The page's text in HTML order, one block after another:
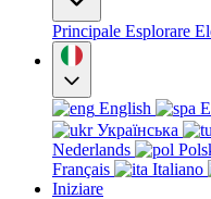
Principale Esplorare
English
Українська
Nederlands
Français
Italiano
Iniziare